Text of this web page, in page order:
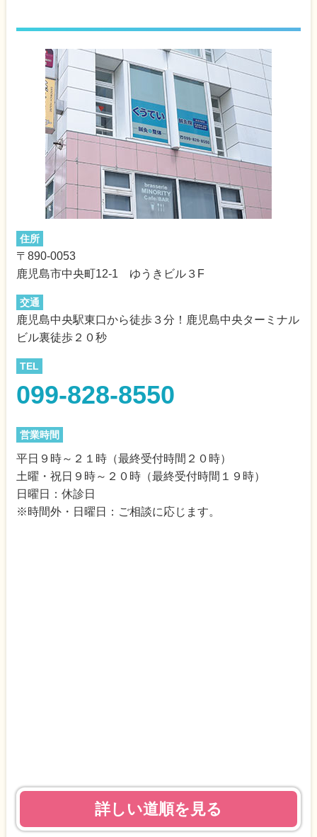
住所
〒890-0053
鹿児島市中央町12-1 ゆうきビル３F
交通
鹿児島中央駅東口から徒歩３分！鹿児島中央ターミナル
ビル裏徒歩２０秒
TEL
099-828-8550
営業時間
平日９時～２１時（最終受付時間２０時）
土曜・祝日９時～２０時（最終受付時間１９時）
日曜日：休診日
※時間外・日曜日：ご相談に応じます。
詳しい道順を見る